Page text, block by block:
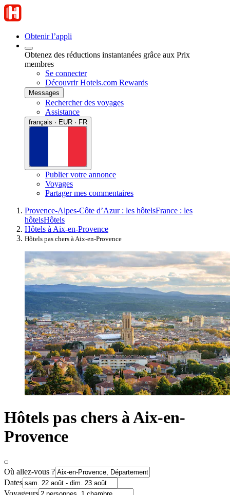
Obtenir l’appli
Obtenez des réductions instantanées grâce aux Prix
membres
Se connecter
Découvrir Hotels.com Rewards
Messages
Rechercher des voyages
Assistance
français · EUR · FR
Publier votre annonce
Voyages
Partager mes commentaires
Provence-Alpes-Côte d’Azur : les hôtelsFrance : les
hôtelsHôtels
Hôtels à Aix-en-Provence
Hôtels pas chers à Aix-en-Provence
Hôtels pas chers à Aix-en-
Provence
Où allez-vous ?
Dates
Voyageurs